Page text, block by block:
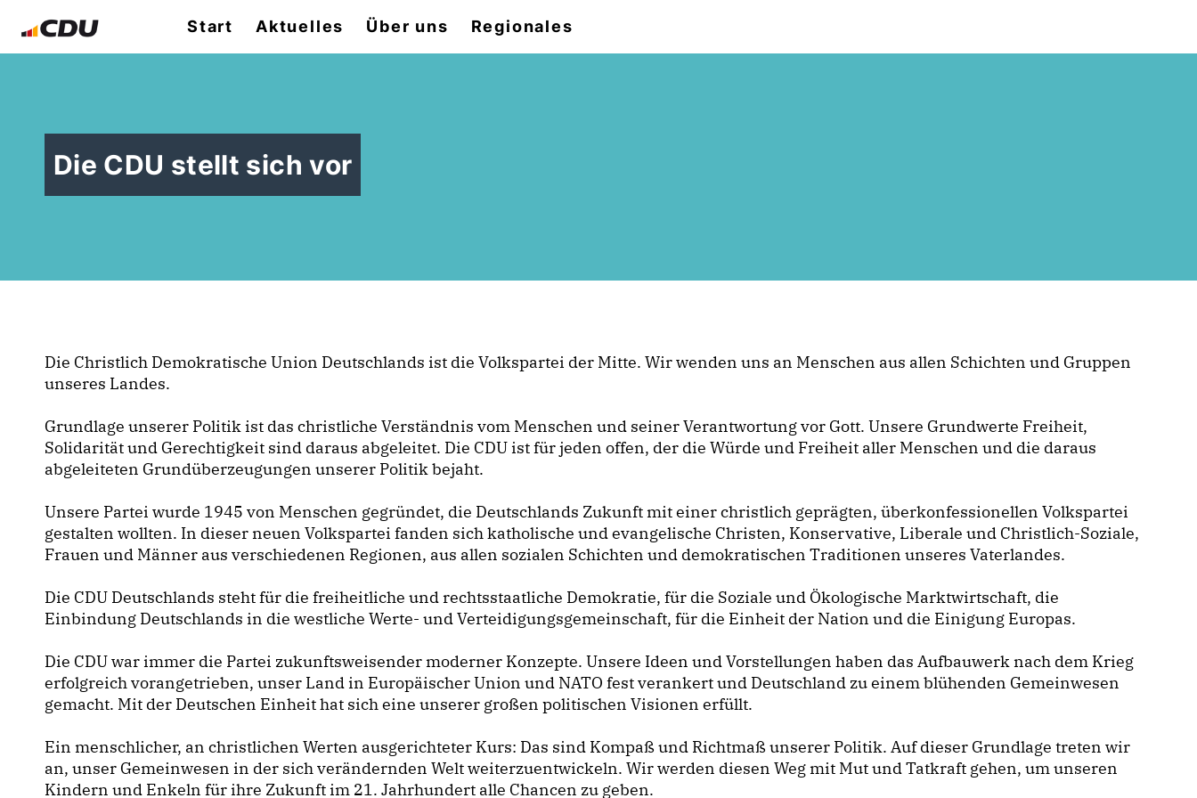
Start Aktuelles Über uns Regionales
Die CDU stellt sich vor
Die Christlich Demokratische Union Deutschlands ist die Volkspartei der Mitte. Wir wenden uns an Menschen aus allen Schichten und Gruppen
unseres Landes.
Grundlage unserer Politik ist das christliche Verständnis vom Menschen und seiner Verantwortung vor Gott. Unsere Grundwerte Freiheit,
Solidarität und Gerechtigkeit sind daraus abgeleitet. Die CDU ist für jeden offen, der die Würde und Freiheit aller Menschen und die daraus
abgeleiteten Grundüberzeugungen unserer Politik bejaht.
Unsere Partei wurde 1945 von Menschen gegründet, die Deutschlands Zukunft mit einer christlich geprägten, überkonfessionellen Volkspartei
gestalten wollten. In dieser neuen Volkspartei fanden sich katholische und evangelische Christen, Konservative, Liberale und Christlich-Soziale,
Frauen und Männer aus verschiedenen Regionen, aus allen sozialen Schichten und demokratischen Traditionen unseres Vaterlandes.
Die CDU Deutschlands steht für die freiheitliche und rechtsstaatliche Demokratie, für die Soziale und Ökologische Marktwirtschaft, die
Einbindung Deutschlands in die westliche Werte- und Verteidigungsgemeinschaft, für die Einheit der Nation und die Einigung Europas.
Die CDU war immer die Partei zukunftsweisender moderner Konzepte. Unsere Ideen und Vorstellungen haben das Aufbauwerk nach dem Krieg
erfolgreich vorangetrieben, unser Land in Europäischer Union und NATO fest verankert und Deutschland zu einem blühenden Gemeinwesen
gemacht. Mit der Deutschen Einheit hat sich eine unserer großen politischen Visionen erfüllt.
Ein menschlicher, an christlichen Werten ausgerichteter Kurs: Das sind Kompaß und Richtmaß unserer Politik. Auf dieser Grundlage treten wir
an, unser Gemeinwesen in der sich verändernden Welt weiterzuentwickeln. Wir werden diesen Weg mit Mut und Tatkraft gehen, um unseren
Kindern und Enkeln für ihre Zukunft im 21. Jahrhundert alle Chancen zu geben.